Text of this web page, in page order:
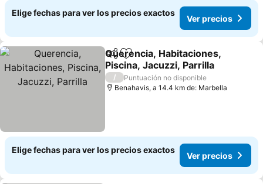
Elige fechas para ver los precios exactos
Ver precios
CompartirAgregar a favoritos
Querencia, Habitaciones,
Piscina, Jacuzzi, Parrilla
/
Puntuación no disponible
Benahavis, a 14.4 km de: Marbella
Elige fechas para ver los precios exactos
Ver precios